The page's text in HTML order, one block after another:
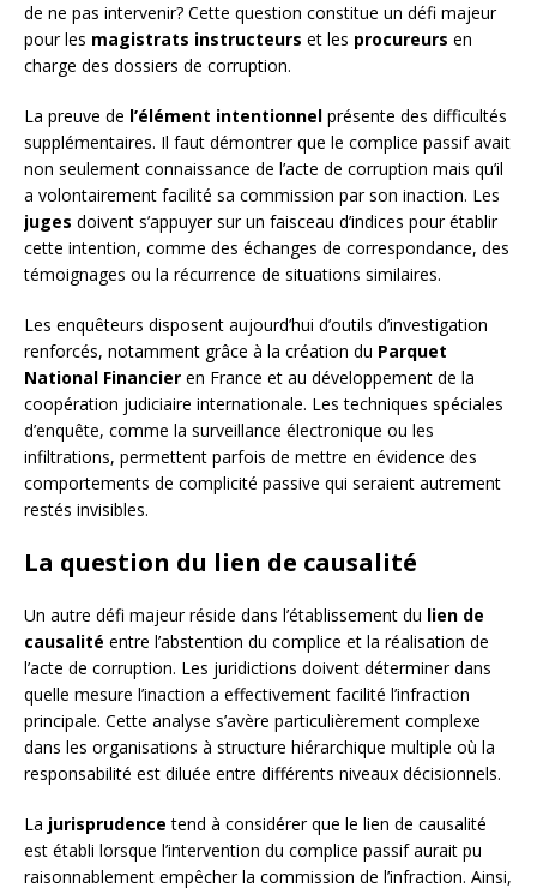
de ne pas intervenir? Cette question constitue un défi majeur
pour les magistrats instructeurs et les procureurs en
charge des dossiers de corruption.
La preuve de l’élément intentionnel présente des difficultés
supplémentaires. Il faut démontrer que le complice passif avait
non seulement connaissance de l’acte de corruption mais qu’il
a volontairement facilité sa commission par son inaction. Les
juges doivent s’appuyer sur un faisceau d’indices pour établir
cette intention, comme des échanges de correspondance, des
témoignages ou la récurrence de situations similaires.
Les enquêteurs disposent aujourd’hui d’outils d’investigation
renforcés, notamment grâce à la création du Parquet
National Financier en France et au développement de la
coopération judiciaire internationale. Les techniques spéciales
d’enquête, comme la surveillance électronique ou les
infiltrations, permettent parfois de mettre en évidence des
comportements de complicité passive qui seraient autrement
restés invisibles.
La question du lien de causalité
Un autre défi majeur réside dans l’établissement du lien de
causalité entre l’abstention du complice et la réalisation de
l’acte de corruption. Les juridictions doivent déterminer dans
quelle mesure l’inaction a effectivement facilité l’infraction
principale. Cette analyse s’avère particulièrement complexe
dans les organisations à structure hiérarchique multiple où la
responsabilité est diluée entre différents niveaux décisionnels.
La jurisprudence tend à considérer que le lien de causalité
est établi lorsque l’intervention du complice passif aurait pu
raisonnablement empêcher la commission de l’infraction. Ainsi,